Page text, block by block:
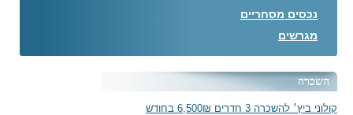
נכסים מסחריים
מגרשים
השכרה
קולוני ביץ׳ להשכרה 3 חדרים 6,500₪ בחודש